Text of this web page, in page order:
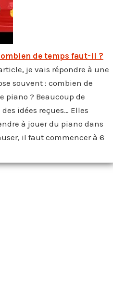
de temps faut-il ?
je vais répondre à une
souvent : combien de
piano ? Beaucoup de
idées reçues… Elles
à jouer du piano dans
il faut commencer à 6